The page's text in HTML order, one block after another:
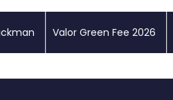
Valor Green Fee 2026